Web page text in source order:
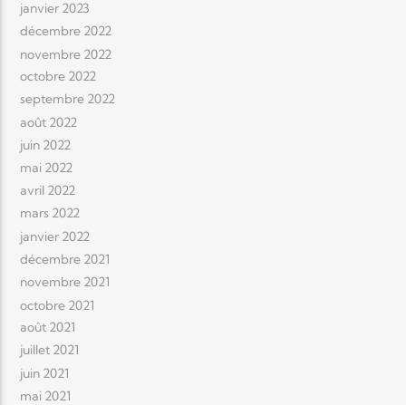
janvier 2023
décembre 2022
novembre 2022
octobre 2022
septembre 2022
août 2022
juin 2022
mai 2022
avril 2022
mars 2022
janvier 2022
décembre 2021
novembre 2021
octobre 2021
août 2021
juillet 2021
juin 2021
mai 2021